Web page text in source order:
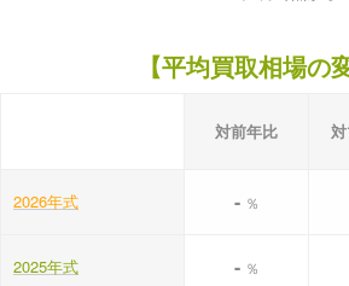
【平均買取相場の
対前年比
2026年式 - ％
2025年式 - ％